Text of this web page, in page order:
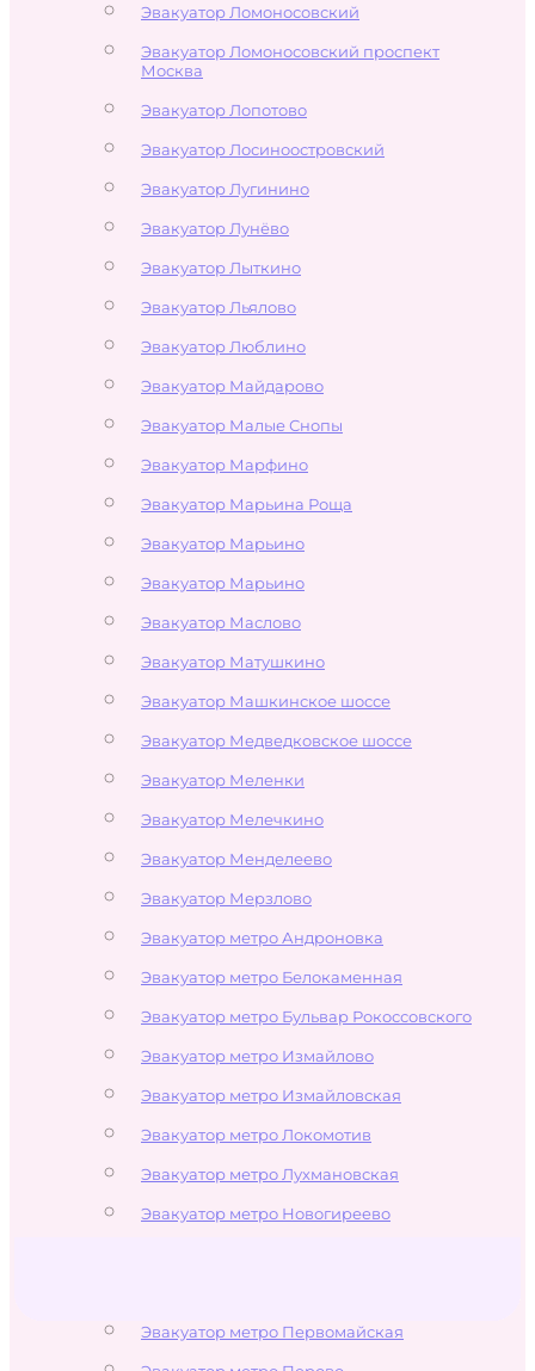
Эвакуатор Ломоносовский
Эвакуатор Ломоносовский проспект
Москва
Эвакуатор Лопотово
Эвакуатор Лосиноостровский
Эвакуатор Лугинино
Эвакуатор Лунёво
Эвакуатор Лыткино
Эвакуатор Льялово
Эвакуатор Люблино
Эвакуатор Майдарово
Эвакуатор Малые Снопы
Эвакуатор Марфино
Эвакуатор Марьина Роща
Эвакуатор Марьино
Эвакуатор Марьино
Эвакуатор Маслово
Эвакуатор Матушкино
Эвакуатор Машкинское шоссе
Эвакуатор Медведковское шоссе
Эвакуатор Меленки
Эвакуатор Мелечкино
Эвакуатор Менделеево
Эвакуатор Мерзлово
Эвакуатор метро Андроновка
Эвакуатор метро Белокаменная
Эвакуатор метро Бульвар Рокоссовского
Эвакуатор метро Измайлово
Эвакуатор метро Измайловская
Эвакуатор метро Локомотив
Эвакуатор метро Лухмановская
Эвакуатор метро Новогиреево
Эвакуатор метро Первомайская